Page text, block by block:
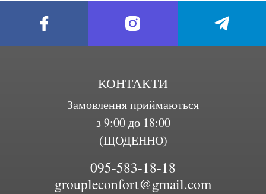
КОНТАКТИ
Замовлення приймаються
з 9:00 до 18:00
(ЩОДЕННО)
095-583-18-18
groupleconfort@gmail.com